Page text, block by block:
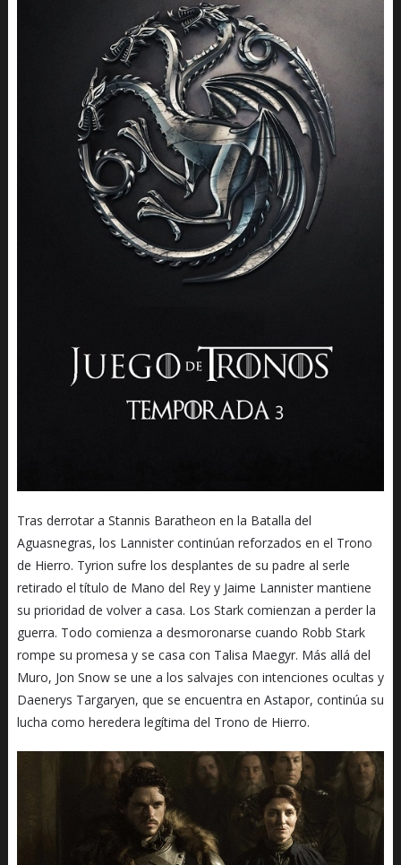
Tras derrotar a Stannis Baratheon en la Batalla del
Aguasnegras, los Lannister continúan reforzados en el Trono
de Hierro. Tyrion sufre los desplantes de su padre al serle
retirado el título de Mano del Rey y Jaime Lannister mantiene
su prioridad de volver a casa. Los Stark comienzan a perder la
guerra. Todo comienza a desmoronarse cuando Robb Stark
rompe su promesa y se casa con Talisa Maegyr. Más allá del
Muro, Jon Snow se une a los salvajes con intenciones ocultas y
Daenerys Targaryen, que se encuentra en Astapor, continúa su
lucha como heredera legítima del Trono de Hierro.